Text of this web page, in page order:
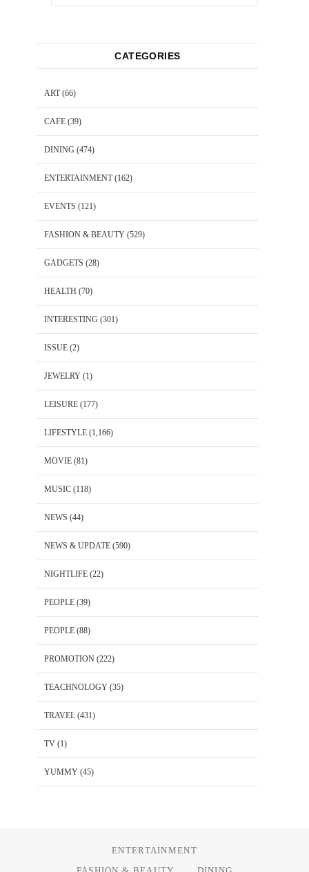
CATEGORIES
ART(66)
CAFE (39)
DINING (474)
ENTERTAINMENT(162)
EVENTS (121)
FASHION & BEAUTY (529)
GADGETS (28)
HEALTH (70)
INTERESTING (301)
ISSUE (2)
JEWELRY (1)
LEISURE (177)
LIFESTYLE (1,166)
MOVIE (81)
MUSIC (118)
NEWS (44)
NEWS & UPDATE (590)
NIGHTLIFE (22)
PEOPLE (39)
PEOPLE (88)
PROMOTION (222)
TEACHNOLOGY (35)
TRAVEL (431)
TV (1)
YUMMY (45)
ENTERTAINMENT